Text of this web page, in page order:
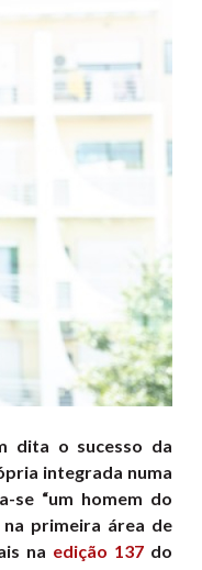
dita o sucesso da
integrada numa
se “um homem do
primeira área de
na edição 137 do